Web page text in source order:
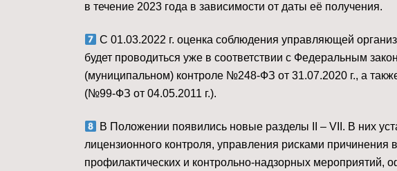
в течение 2023 года в зависимости от даты её получения. ⠀
С 01.03.2022 г. оценка соблюдения управляющей
будет проводиться уже в соответствии с Федеральным
(муниципальном) контроле №248-ФЗ от 31.07.2020 г., а
(№99-ФЗ от 04.05.2011 г.). ⠀
В Положении появились новые разделы II – VII. В них
лицензионного контроля, управления рисками причинения
профилактических и контрольно-надзорных мероприятий,